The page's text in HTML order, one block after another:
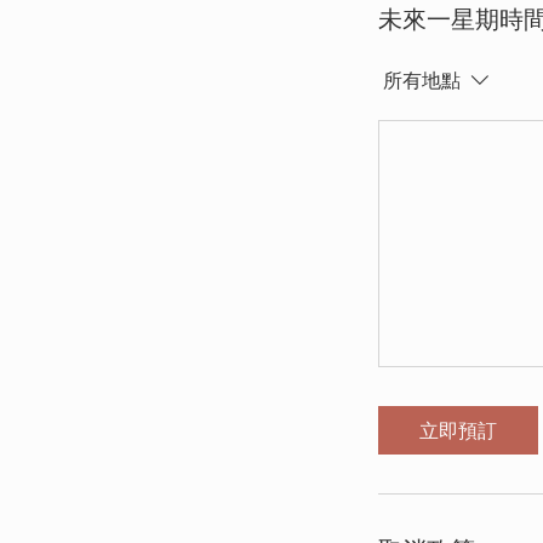
未來一星期時
所有地點
立即預訂